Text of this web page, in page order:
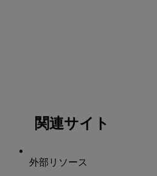
関連サイト
外部リソース